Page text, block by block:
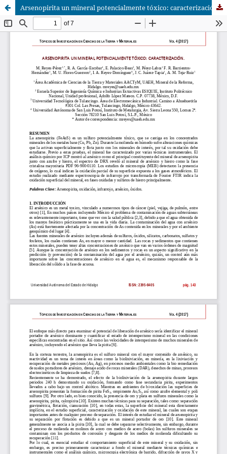
Arsenopirita un mineral potencialmente tóxico: caracterización